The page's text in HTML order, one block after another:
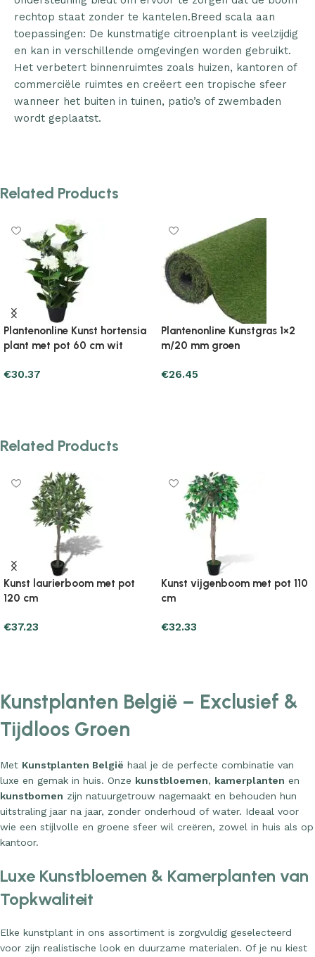
rechtop staat zonder te kantelen.Breed scala aan
toepassingen: De kunstmatige citroenplant is veelzijdig
en kan in verschillende omgevingen worden gebruikt.
Het verbetert binnenruimtes zoals huizen, kantoren of
commerciële ruimtes en creëert een tropische sfeer
wanneer het buiten in tuinen, patio’s of zwembaden
wordt geplaatst.
Related Products
Plantenonline Kunstgras 7/9
mm 0,5×5 m groen
€20.57
Plantenonline Kunstolijfboom
450 blaadjes 120 cm groen
€54.87
Related Products
Kunst laurierboom met pot
120 cm
€37.23
Kunst vijgenboom met pot 110
cm
€32.33
Kunstplanten België – Exclusief &
Tijdloos Groen
Met Kunstplanten België haal je de perfecte combinatie van
luxe en gemak in huis. Onze kunstbloemen, kamerplanten en
kunstbomen zijn natuurgetrouw nagemaakt en behouden hun
uitstraling jaar na jaar, zonder onderhoud of water. Ideaal voor
wie een stijlvolle en groene sfeer wil creëren, zowel in huis als op
kantoor.
Luxe Kunstbloemen & Kamerplanten van
Topkwaliteit
Elke kunstplant in ons assortiment is zorgvuldig geselecteerd
voor zijn realistische look en duurzame materialen. Of je nu kiest